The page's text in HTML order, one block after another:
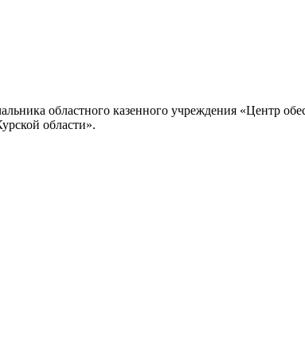
областного казенного учреждения «Центр
области».